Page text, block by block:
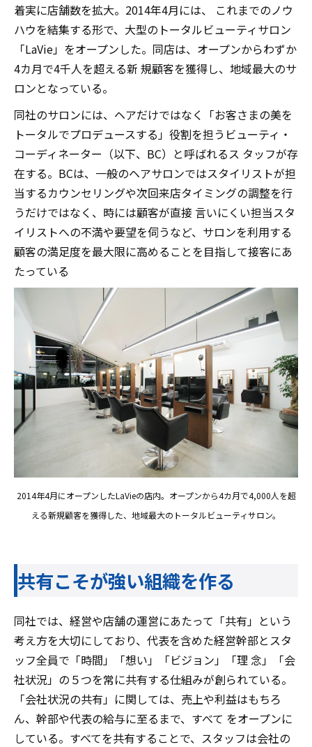
着実に店舗数を拡大。2014年4月には、 これまでのノウ
ハウを結集する形で、大型のトータルビューティサロン
「LaVie」をオープンした。同店は、オープンからわずか
4カ月で4千人を超える新 規顧客を獲得し、地域最大のサ
ロンとなっている。
同社のサロンには、ヘアだけではなく「お客さまの美を
トータルでプロデュースする」役割を担うビューティ・
コーディネーター（以下、BC）と呼ばれるス タッフが存
在する。BCは、一般のヘアサロンではスタイリストが担
当するカウンセリングや次回来店タイミングの調整を行
うだけではなく、時には顧客が直接 言いにくい担当スタ
イリストへの不満や要望を伺うなど、サロンを利用する
顧客の満足度を最大限に高めることを目指して接客にあ
たっている
2014年4月にオープンしたLaVieの店内。オープンから4カ月で4,000人を超
える新規顧客を獲得した、地域最大のトータルビューティサロン。
共有こそが強い組織を作る
同社では、経営や店舗の運営にあたって「共有」という
考え方を大切にしており、代表を含めた経営幹部とスタ
ッフ全員で「時間」「想い」「ビジョン」「理 念」「会
社状況」の５つを常に共有する仕組みが創られている。
「会社状況の共有」に関しては、売上や利益はもちろ
ん、幹部や代表の給与に至るまで、すべて をオープンに
している。すべてを共有することで、スタッフは会社の